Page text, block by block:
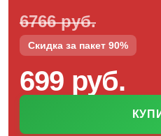
6766 руб.
Скидка за пакет 90%
699 руб.